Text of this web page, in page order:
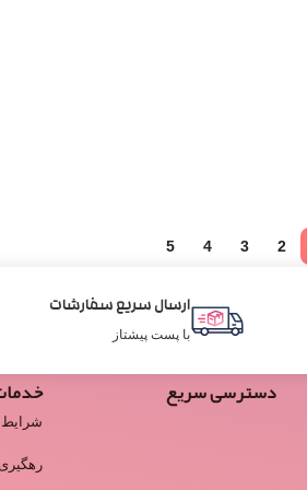
2
3
4
5
ارسال سریع سفارشات
با پست پیشتاز
دسترسی سریع